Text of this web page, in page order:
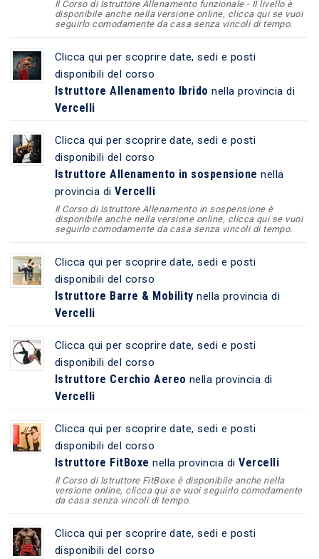
Il Corso di Istruttore Allenamento funzionale - II livello è
disponibile anche nella versione online, clicca qui se vuoi
seguirlo comodamente da casa senza vincoli di tempo.
Clicca qui per scoprire date, sedi e posti
disponibili del corso
Istruttore Allenamento Ibrido nella provincia di
Vercelli
Clicca qui per scoprire date, sedi e posti
disponibili del corso
Istruttore Allenamento in sospensione nella
provincia diVercelli
Il Corso di Istruttore Allenamento in sospensione è
disponibile anche nella versione online, clicca qui se vuoi
seguirlo comodamente da casa senza vincoli di tempo.
Clicca qui per scoprire date, sedi e posti
disponibili del corso
Istruttore Barre & Mobility nella provincia di
Vercelli
Clicca qui per scoprire date, sedi e posti
disponibili del corso
Istruttore Cerchio Aereo nella provincia di
Vercelli
Clicca qui per scoprire date, sedi e posti
disponibili del corso
Istruttore FitBoxe nella provincia diVercelli
Il Corso di Istruttore FitBoxe è disponibile anche nella
versione online, clicca qui se vuoi seguirlo comodamente
da casa senza vincoli di tempo.
Clicca qui per scoprire date, sedi e posti
disponibili del corso